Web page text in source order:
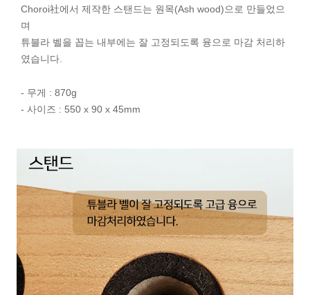
Choroi社에서 제작한 스탠드는 원목(Ash wood)으로 만들었으
며
튜블라 벨을 꼽는 내부에는 잘 고정되도록 융으로 마감 처리하
였습니다.
- 무게 : 870g
- 사이즈 : 550 x 90 x 45mm